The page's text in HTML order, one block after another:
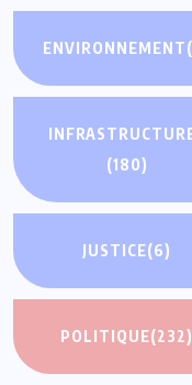
ENVIRONNEMENT
(180)
JUSTICE(6)
POLITIQUE(232)